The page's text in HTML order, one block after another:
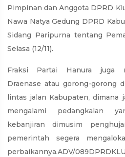
Pimpinan dan Anggota DPRD
Nawa Natya Gedung DPRD
Sidang Paripurna tentang
Selasa (12/11).
Fraksi Partai Hanura juga
Draenase atau gorong-gorong
lintas jalan Kabupaten, dimana
mengalami pedangkalan
kebanjiran dimusim
pemerintah segera
perbaikannya.ADV/